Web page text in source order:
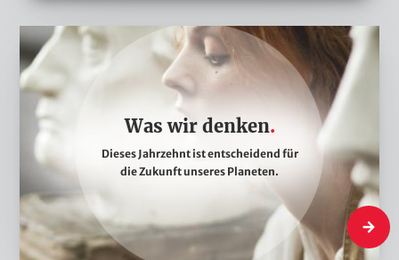
W
a
s
n
Was wir denken
Dieses Jahrzehnt ist entscheidend für
die Zukunft unseres Planeten.
Was